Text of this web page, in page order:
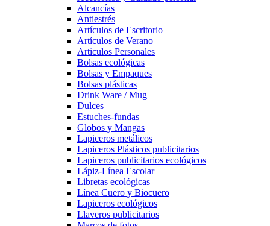
Alcancías
Antiestrés
Artículos de Escritorio
Artículos de Verano
Articulos Personales
Bolsas ecológicas
Bolsas y Empaques
Bolsas plásticas
Drink Ware / Mug
Dulces
Estuches-fundas
Globos y Mangas
Lapiceros metálicos
Lapiceros Plásticos publicitarios
Lapiceros publicitarios ecológicos
Lápiz-Línea Escolar
Libretas ecológicas
Línea Cuero y Biocuero
Lapiceros ecológicos
Llaveros publicitarios